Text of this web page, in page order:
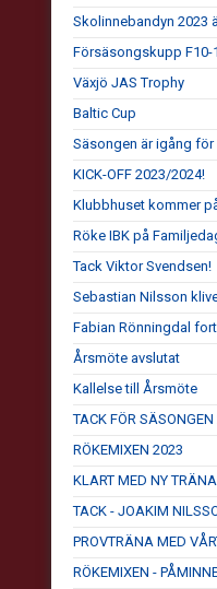
Skolinnebandyn 2023
Försäsongskupp F10-
Växjö JAS Trophy
Baltic Cup
Säsongen är igång för
KICK-OFF 2023/2024!
Klubbhuset kommer
Röke IBK på
Tack Viktor Svendsen!
Sebastian Nilsson
Fabian Rönningdal
Årsmöte avslutat
Kallelse till Årsmöte
TACK FÖR
RÖKEMIXEN 2023
KLART MED NY
TACK - JOAKIM
PROVTRÄNA MED
RÖKEMIXEN -